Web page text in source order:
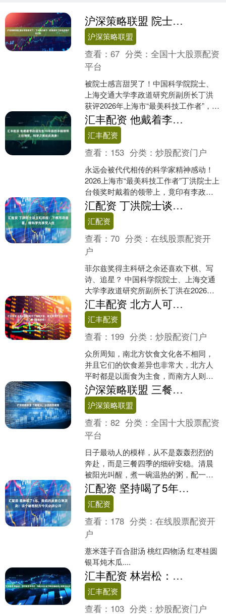
沪深策略联盟 院士感言甜哭了！丁洪表白妻子：把最差的工作变成最好的工作
沪深策略联盟
查看：67 分类：全国十大股票配资
平台
被院士感言甜哭了！中国科学院院士、
上海交通大学李政道研究所副所长丁洪
获评2026年上海市“最美科技工作者”，现
场撒糖表白妻子：“把最差的工作变成最
好的工作。”....
汇丰配资 他戴着李政道先生70年前的手稿领带上台领奖，科学之美如此具象！
汇丰配资
查看： 153 分类：炒股配资门户
永远会被代代相传的科学家精神感动！
2026上海市“最美科技工作者”丁洪院士上
台领奖时戴着的领带上，竟印有李政道
先生70年前的诺奖手稿。....汇配资 丁洪院士谈王虹邓煜：下棋写诗追星，做科学先享受人生
汇配资
查看：70 分类：在线股票配资开
户
菲尔兹奖得主科研之余还喜欢下棋、写
诗、追星？ 中国科学院院士、上海交通
大学李政道研究所副所长丁洪在2026上
海市“最美科技工作者”故事分享会上谈及
王虹、邓煜，他....
汇丰配资 北方人可能吃不了的南方菜，南方受不了的北方菜，哪一道最难吃？
汇丰配资
查看： 199 分类：炒股配资门户
众所周知，南北方饮食文化各不相同，
并且它们的饮食差异也非常大，北方人
平时都是以面食为主食，而南方人则是
以大米为主食。 其实除了主食不同以
外，其他的食物差别也是很....
沪深策略联盟 三餐烟火，治愈所有疲惫
沪深策略联盟
查看：82 分类：全国十大股票配资
平台
日子最动人的模样，从不是轰轰烈烈的
奔赴，而是三餐四季的细碎安稳。清晨
被阳光叫醒，煮一碗温热的粥，配一碟
爽口的小菜，胃里暖了，心里也便有了
底气；正午忙完手头的事，....
汇配资 坚持喝了5年，我妈的皮肤白到发亮！这个秘密配方今天必须公开
汇配资
查看： 178 分类：在线股票配资开
户
薏米莲子百合甜汤 桃红四物汤 红枣桂圆
银耳炖木瓜....
汇丰配资 林岩松：用好核医学诊疗一体化手段 提升甲状腺疾病长期管理水平
汇丰配资
查看： 103 分类：炒股配资门户